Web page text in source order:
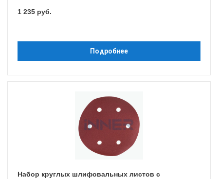
1 235 руб.
Подробнее
Набор круглых шлифовальных листов с